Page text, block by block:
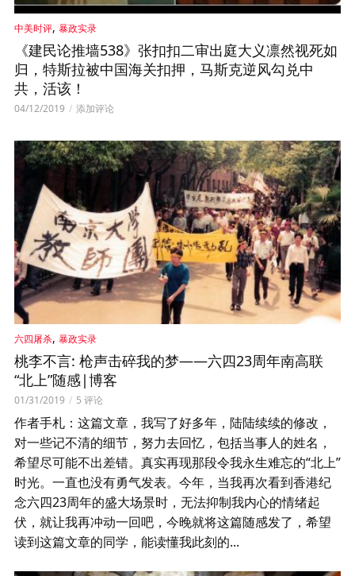
中美时评, 暴政实录
《建民论推墙538》张扣扣二审出庭大义凛然视死如
归，特斯拉被中国海关扣押，马斯克逆风勾兑中
共，活该！
04/12/2019 添加评论
六四屠杀, 暴政实录
桃李不言: 枪声击碎我的梦——六四23周年南高联
“北上”随感|博客
01/31/2019 5 评论
作者手札：这篇文章，我写了好多年，陆陆续续的修改，
对一些记不清的细节，努力去回忆，包括当事人的姓名，
希望尽可能不出差错。真实再现那段令我永生难忘的“北上”
时光。一直也没有勇气发表。今年，当我再次看到香港纪
念六四23周年的盛大场景时，无法抑制我内心的情绪起
伏，就让我再冲动一回吧，今晚就将这篇随感发了，希望
读到这篇文章的同学，能读懂我此刻的...